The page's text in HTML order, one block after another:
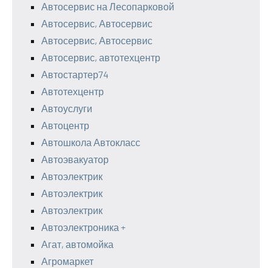
Автосервис на Лесопарковой
Автосервис, Автосервис
Автосервис, Автосервис
Автосервис, автотехцентр
Автостартер74
Автотехцентр
Автоуслуги
Автоцентр
Автошкола Автокласс
Автоэвакуатор
Автоэлектрик
Автоэлектрик
Автоэлектрик
Автоэлектроника +
Агат, автомойка
Агромаркет